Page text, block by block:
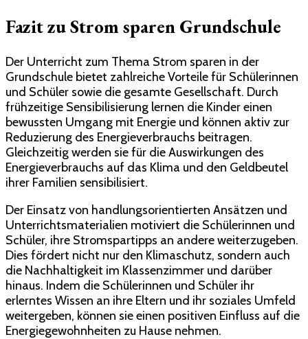
Fazit zu Strom sparen Grundschule
Der Unterricht zum Thema Strom sparen in der
Grundschule bietet zahlreiche Vorteile für Schülerinnen
und Schüler sowie die gesamte Gesellschaft. Durch
frühzeitige Sensibilisierung lernen die Kinder einen
bewussten Umgang mit Energie und können aktiv zur
Reduzierung des Energieverbrauchs beitragen.
Gleichzeitig werden sie für die Auswirkungen des
Energieverbrauchs auf das Klima und den Geldbeutel
ihrer Familien sensibilisiert.
Der Einsatz von handlungsorientierten Ansätzen und
Unterrichtsmaterialien motiviert die Schülerinnen und
Schüler, ihre Stromspartipps an andere weiterzugeben.
Dies fördert nicht nur den Klimaschutz, sondern auch
die Nachhaltigkeit im Klassenzimmer und darüber
hinaus. Indem die Schülerinnen und Schüler ihr
erlerntes Wissen an ihre Eltern und ihr soziales Umfeld
weitergeben, können sie einen positiven Einfluss auf die
Energiegewohnheiten zu Hause nehmen.